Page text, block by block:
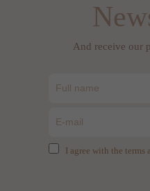
And receive our
I agree with the terms